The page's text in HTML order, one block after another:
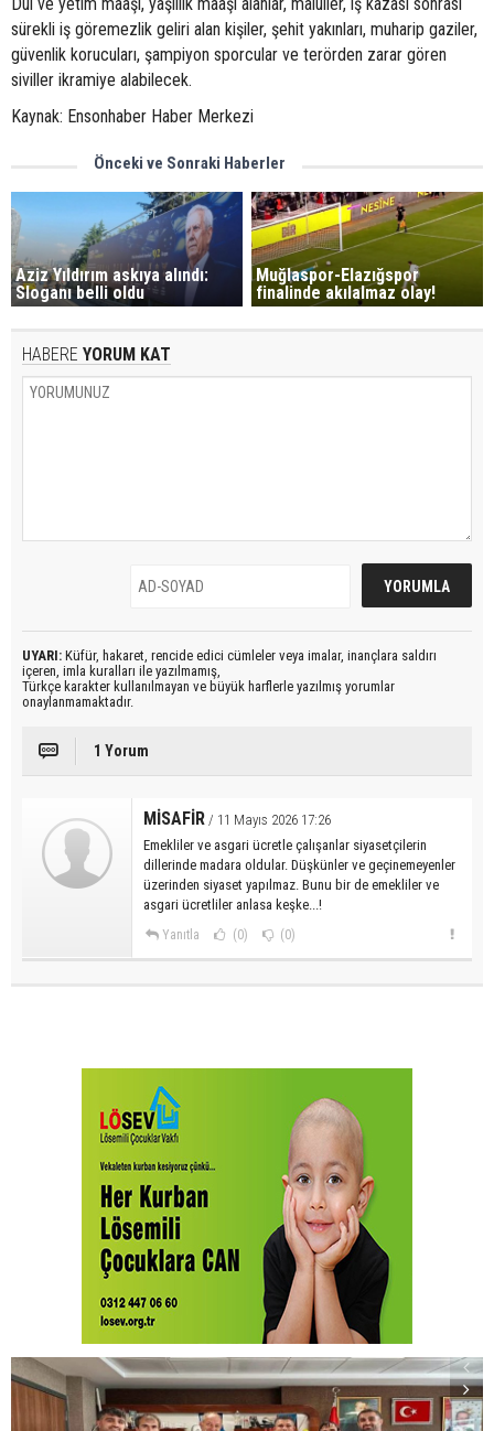
sürekli iş göremezlik geliri alan kişiler, şehit yakınları, muharip gaziler,
güvenlik korucuları, şampiyon sporcular ve terörden zarar gören
siviller ikramiye alabilecek.
Kaynak: Ensonhaber Haber Merkezi
Önceki ve Sonraki Haberler
Aziz Yıldırım askıya alındı:
Sloganı belli oldu
Muğlaspor-Elazığspor
finalinde akılalmaz olay!
HABERE YORUM KAT
UYARI: Küfür, hakaret, rencide edici cümleler veya imalar, inançlara saldırı
içeren, imla kuralları ile yazılmamış,
Türkçe karakter kullanılmayan ve büyük harflerle yazılmış yorumlar
onaylanmamaktadır.
1 Yorum
MİSAFİR / 11 Mayıs 2026 17:26
Emekliler ve asgari ücretle çalışanlar siyasetçilerin
dillerinde madara oldular. Düşkünler ve geçinemeyenler
üzerinden siyaset yapılmaz. Bunu bir de emekliler ve
asgari ücretliler anlasa keşke...!
Yanıtla (0) (0)